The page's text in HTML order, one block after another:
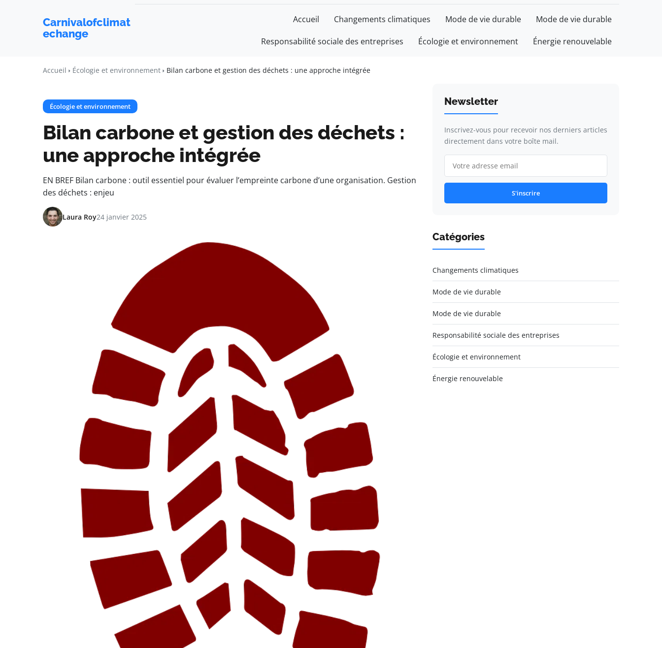
Carnivalofclimat
echange
Accueil Changements climatiques Mode de vie durable Mode de vie durable
Responsabilité sociale des entreprises Écologie et environnement Énergie renouvelable
Accueil Écologie et environnement Bilan carbone et gestion des déchets : une approche intégrée
Écologie et environnement
Bilan carbone et gestion des déchets :
une approche intégrée
EN BREF Bilan carbone : outil essentiel pour évaluer l’empreinte carbone d’une organisation. Gestion
des déchets : enjeu
Laura Roy24 janvier 2025
Newsletter
Inscrivez-vous pour recevoir nos derniers articles
directement dans votre boîte mail.
S'inscrire
Catégories
Changements climatiques
Mode de vie durable
Mode de vie durable
Responsabilité sociale des entreprises
Écologie et environnement
Énergie renouvelable